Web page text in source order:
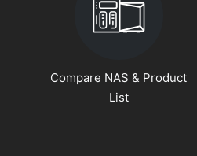
Compare NAS & Product
List